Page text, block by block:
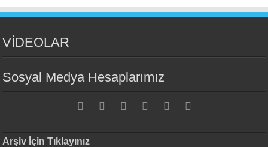
VİDEOLAR
Sosyal Medya Hesaplarımız
Arşiv İçin Tıklayınız